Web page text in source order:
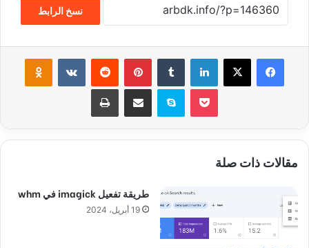
نسخ الرابط
فيسبوك لينكدإن بينتيريست
سكايب
مقالات ذات صلة
طريقة تفعيل imagick في whm
19 أبريل، 2024